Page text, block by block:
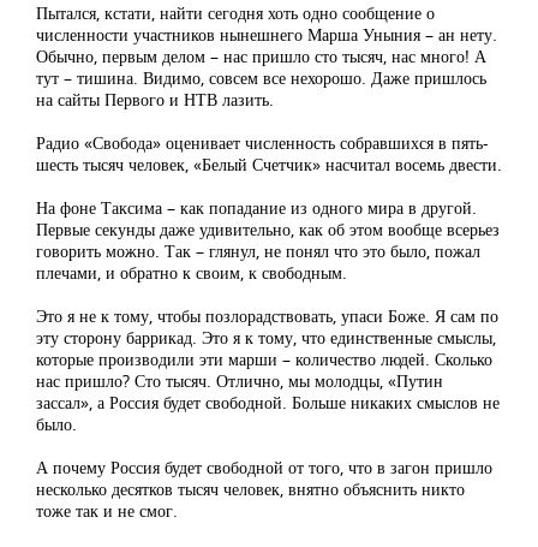
Пытался, кстати, найти сегодня хоть одно сообщение о
численности участников нынешнего Марша Уныния – ан нету.
Обычно, первым делом – нас пришло сто тысяч, нас много! А
тут – тишина. Видимо, совсем все нехорошо. Даже пришлось
на сайты Первого и НТВ лазить.
Радио «Свобода» оценивает численность собравшихся в пять-
шесть тысяч человек, «Белый Счетчик» насчитал восемь двести.
На фоне Таксима – как попадание из одного мира в другой.
Первые секунды даже удивительно, как об этом вообще всерьез
говорить можно. Так – глянул, не понял что это было, пожал
плечами, и обратно к своим, к свободным.
Это я не к тому, чтобы позлорадствовать, упаси Боже. Я сам по
эту сторону баррикад. Это я к тому, что единственные смыслы,
которые производили эти марши – количество людей. Сколько
нас пришло? Сто тысяч. Отлично, мы молодцы, «Путин
зассал», а Россия будет свободной. Больше никаких смыслов не
было.
А почему Россия будет свободной от того, что в загон пришло
несколько десятков тысяч человек, внятно объяснить никто
тоже так и не смог.